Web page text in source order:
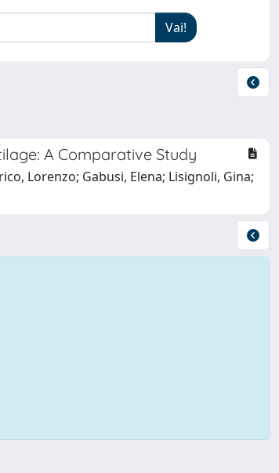
A Comparative Study
Lorenzo; Gabusi, Elena; Lisignoli, Gina;